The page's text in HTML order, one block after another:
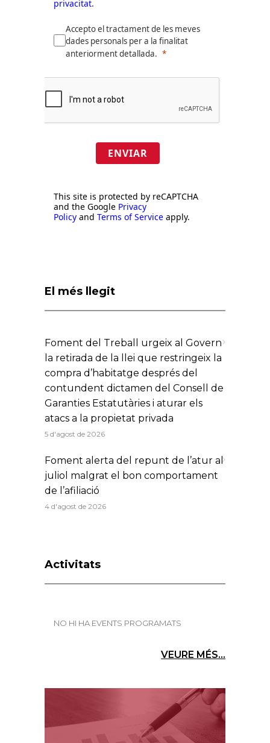
privacitat.
Accepto el tractament de les meves
dades personals per a la finalitat
anteriorment detallada.
ENVIAR
This site is protected by reCAPTCHA
and the Google Privacy
Policy and Terms of Service apply.
El més llegit
Foment del Treball urgeix al Govern
la retirada de la llei que restringeix la
compra d’habitatge després del
contundent dictamen del Consell de
Garanties Estatutàries i aturar els
atacs a la propietat privada
5 d'agost de 2026
Foment alerta del repunt de l’atur al
juliol malgrat el bon comportament
de l’afiliació
4 d'agost de 2026
Activitats
NO HI HA EVENTS PROGRAMATS
VEURE MÉS...